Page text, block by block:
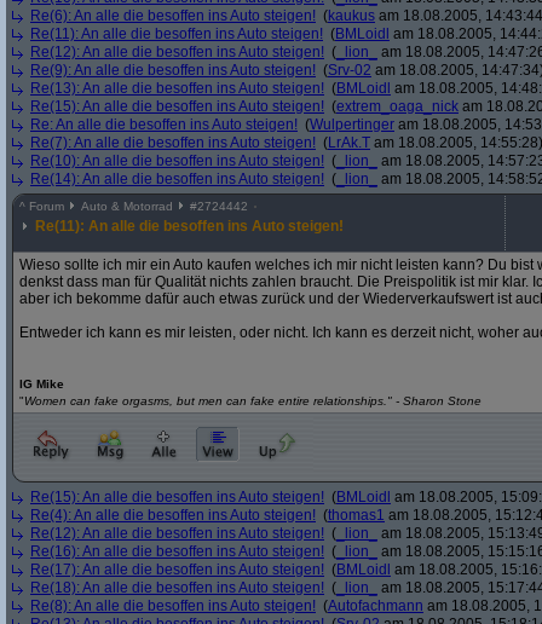
Re(6): An alle die besoffen ins Auto steigen! (kaukus am 18.08.2005,
Re(11): An alle die besoffen ins Auto steigen! (BMLoidl am 18.08.2005,
Re(12): An alle die besoffen ins Auto steigen! ( _lion_
am 18.08.2005,
Re(9): An alle die besoffen ins Auto steigen! (Srv-02 am 18.08.2005,
Re(13): An alle die besoffen ins Auto steigen! (BMLoidl am 18.08.2005,
Re(15): An alle die besoffen ins Auto steigen! (extrem_oaga_nick am
Re: An alle die besoffen ins Auto steigen! (Wulpertinger am 18.08.2005,
Re(7): An alle die besoffen ins Auto steigen! (LrAk.T am 18.08.2005, 14:55:28)
Re(10): An alle die besoffen ins Auto steigen! ( _lion_
am 18.08.2005,
Re(14): An alle die besoffen ins Auto steigen! ( _lion_ am 18.08.2005,
^ Forum Auto & Motorrad #2724442
Re(11): An alle die besoffen ins Auto steigen!
Wieso sollte ich mir ein Auto kaufen welches ich mir nicht leisten kann? Du bist
denkst dass man für Qualität nichts zahlen braucht. Die Preispolitik ist mir klar.
aber ich bekomme dafür auch etwas zurück und der Wiederverkaufswert ist
Entweder ich kann es mir leisten, oder nicht. Ich kann es derzeit nicht, woher
lG Mike
"Women can fake orgasms, but men can fake entire relationships." - Sharon Stone
Re(15): An alle die besoffen ins Auto steigen! (BMLoidl am 18.08.2005,
Re(4): An alle die besoffen ins Auto steigen! (thomas1 am 18.08.2005,
Re(12): An alle die besoffen ins Auto steigen! ( _lion_
am 18.08.2005,
Re(16): An alle die besoffen ins Auto steigen! ( _lion_
am 18.08.2005,
Re(17): An alle die besoffen ins Auto steigen! (BMLoidl am 18.08.2005,
Re(18): An alle die besoffen ins Auto steigen! ( _lion_
am 18.08.2005,
Re(8): An alle die besoffen ins Auto steigen! (Autofachmann am 18.08.2005,